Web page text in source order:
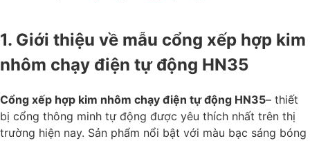
1. Giới thiệu về mẫu cổng xếp hợp kim
nhôm chạy điện tự động HN35
Cổng xếp hợp kim nhôm chạy điện tự động HN35– thiết
bị cổng thông minh tự động được yêu thích nhất trên thị
trường hiện nay. Sản phẩm nổi bật với màu bạc sáng bóng